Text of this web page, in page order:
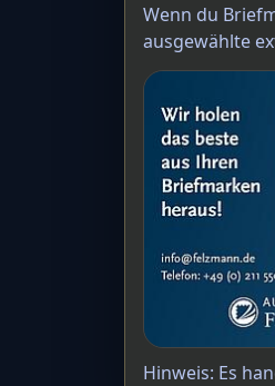
Wenn du
ausgewählte
Hinweis: Es